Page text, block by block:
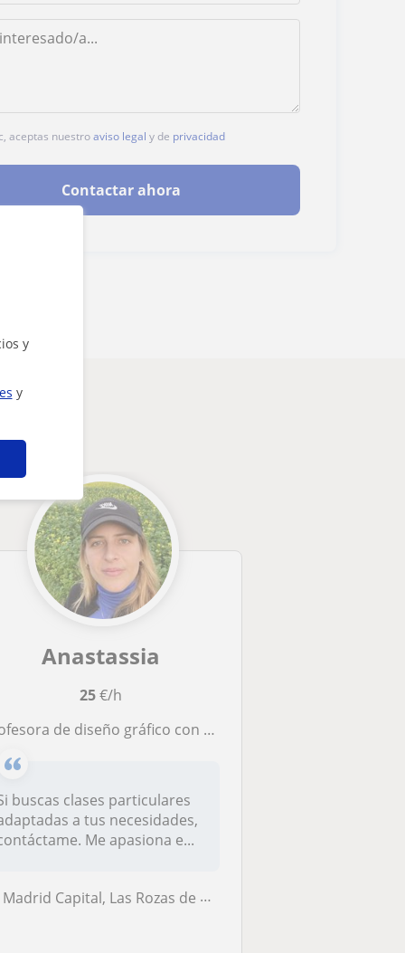
y
y
aceptas nuestroaviso legal y de privacidad
Contactar ahora
Anastassia
25€/h
de diseño gráfico con más de cinco años de experiencia. Imparto clases online y presenciales para todas las edades.
buscas clases particulares
a tus necesidades,
Me apasiona e...
Madrid Capital, Las Rozas de Madrid, Majadahonda, Pozuelo de Alarcón